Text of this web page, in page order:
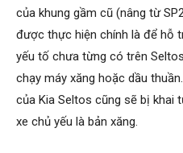
của khung gầm cũ (nâng từ
được thực hiện chính là để hỗ
yếu tố chưa từng có trên
chạy máy xăng hoặc dầu
của Kia Seltos cũng sẽ bị khai
xe chủ yếu là bản xăng.